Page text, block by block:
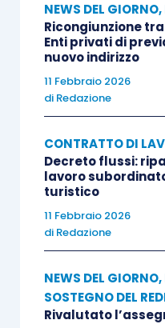
NEWS DEL GIORNO,
Ricongiunzione
Enti privati di
nuovo indirizzo
11 Febbraio 2026
di Redazione
CONTRATTO DI
Decreto flussi:
lavoro
turistico
11 Febbraio 2026
di Redazione
NEWS DEL GIORNO,
SOSTEGNO DEL
Rivalutato